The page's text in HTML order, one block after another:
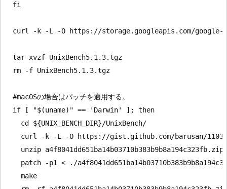
  fi
curl -k -L -O https://storage.googleapis.com/
  tar xvzf UnixBench5.1.3.tgz
  rm -f UnixBench5.1.3.tgz
  #macOSの場合はパッチを適用する。
  if [ "$(uname)" == 'Darwin' ]; then
    cd ${UNIX_BENCH_DIR}/UnixBench/
curl -k -L -O https://gist.github.com/barusan/
    unzip a4f8041dd651ba14b03710b383b9b8a194c323fb.zip
patch -p1 < ./
    make